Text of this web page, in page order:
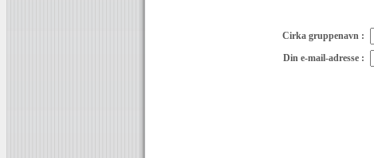
Cirka gruppenavn :
Din e-mail-adresse :